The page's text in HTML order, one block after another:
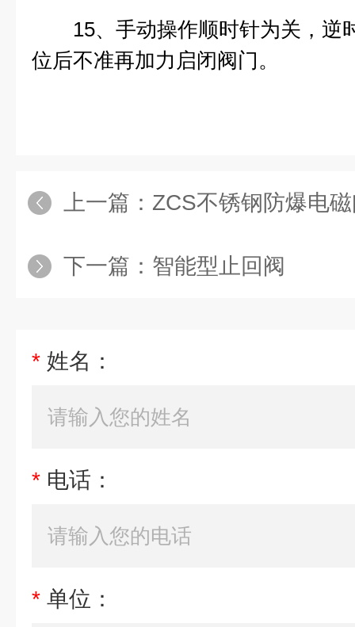
15、手动操作顺时针为关，逆
位后不准再加力启闭阀门。
上一篇： ZCS不锈钢防爆电
下一篇： 智能型止回阀
* 姓名：
* 电话：
* 单位：